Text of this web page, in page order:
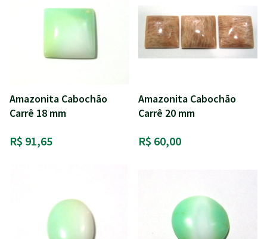
Amazonita Cabochão
Carrê 18 mm
R$ 91,65
Amazonita Cabochão
Carrê 20 mm
R$ 60,00